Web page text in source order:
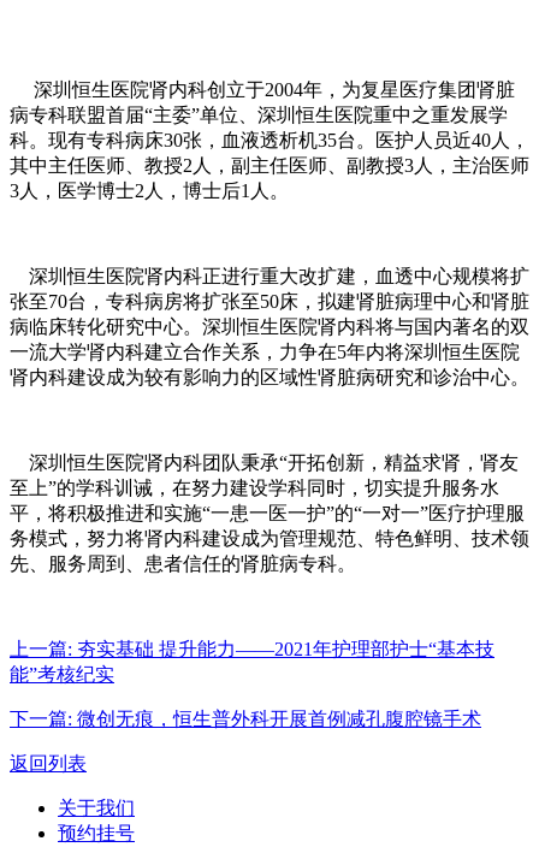
深圳恒生医院肾内科创立于2004年，为复星医疗集团肾脏
病专科联盟首届“主委”单位、深圳恒生医院重中之重发展学
科。现有专科病床30张，血液透析机35台。医护人员近40人，
其中主任医师、教授2人，副主任医师、副教授3人，主治医师
3人，医学博士2人，博士后1人。
深圳恒生医院肾内科正进行重大改扩建，血透中心规模将扩
张至70台，专科病房将扩张至50床，拟建肾脏病理中心和肾脏
病临床转化研究中心。深圳恒生医院肾内科将与国内著名的双
一流大学肾内科建立合作关系，力争在5年内将深圳恒生医院
肾内科建设成为较有影响力的区域性肾脏病研究和诊治中心。
深圳恒生医院肾内科团队秉承“开拓创新，精益求肾，肾友
至上”的学科训诫，在努力建设学科同时，切实提升服务水
平，将积极推进和实施“一患一医一护”的“一对一”医疗护理服
务模式，努力将肾内科建设成为管理规范、特色鲜明、技术领
先、服务周到、患者信任的肾脏病专科。
上一篇: 夯实基础 提升能力——2021年护理部护士“基本技
能”考核纪实
下一篇: 微创无痕，恒生普外科开展首例减孔腹腔镜手术
返回列表
关于我们
预约挂号